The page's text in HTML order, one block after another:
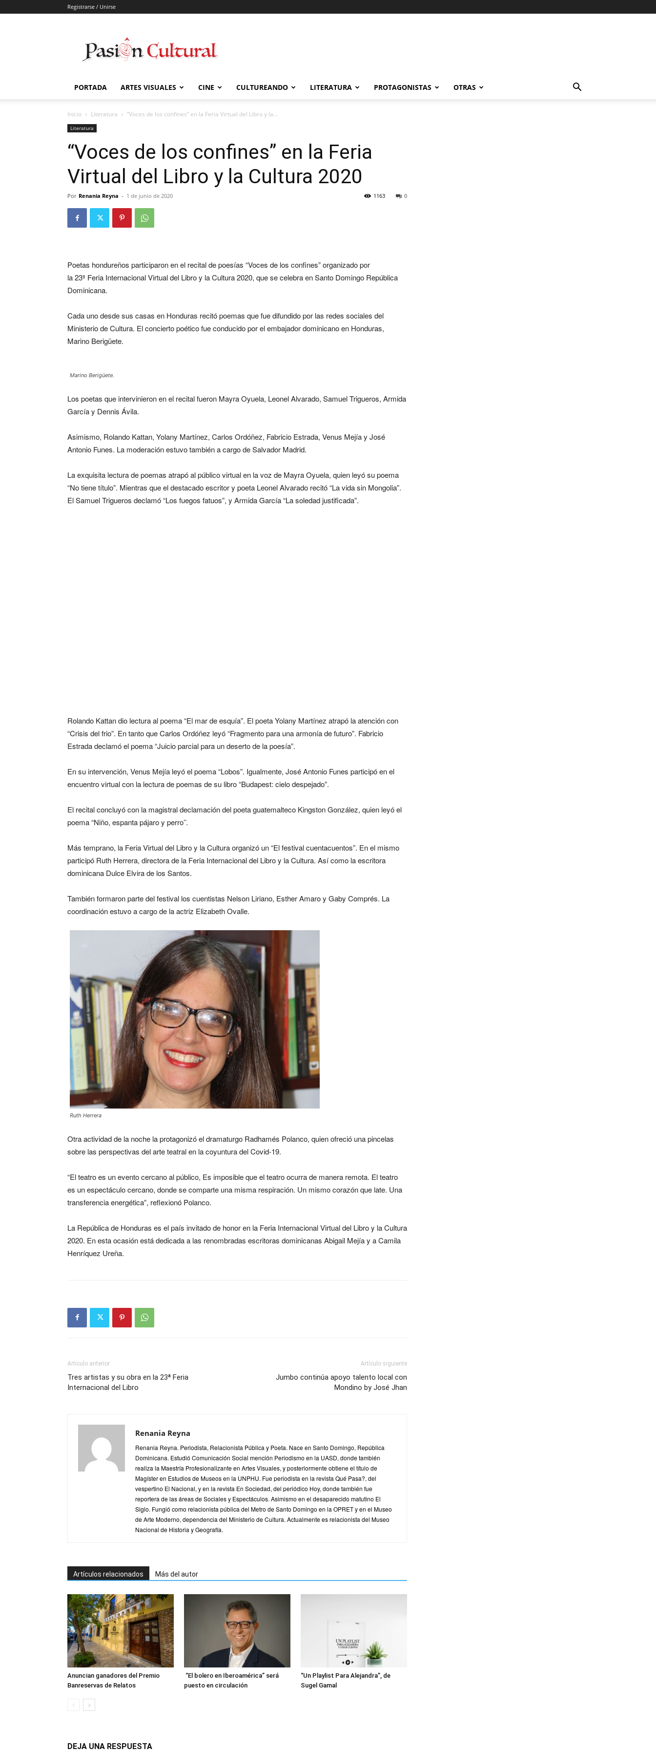
Registrarse / Unirse
Cultural
PORTADA ARTES VISUALES CINE CULTUREANDO LITERATURA PROTAGONISTAS OTRAS
Inicio Literatura “Voces de los confines” en la Feria Virtual del Libro y la...
Literatura
“Voces de los confines” en la Feria
Virtual del Libro y la Cultura 2020
Por Renania Reyna - 1 de junio de 2020 0
1163
Poetas hondureños participaron en el recital de poesías “Voces de los confines” organizado por
la 23ª Feria Internacional Virtual del Libro y la Cultura 2020, que se celebra en Santo Domingo República
Dominicana.
Cada uno desde sus casas en Honduras recitó poemas que fue difundido por las redes sociales del
Ministerio de Cultura. El concierto poético fue conducido por el embajador dominicano en Honduras,
Marino Berigüete.
Marino Berigüete.
Los poetas que intervinieron en el recital fueron Mayra Oyuela, Leonel Alvarado, Samuel Trigueros, Armida
García y Dennis Ávila.
Asimismo, Rolando Kattan, Yolany Martínez, Carlos Ordóñez, Fabricio Estrada, Venus Mejía y José
Antonio Funes. La moderación estuvo también a cargo de Salvador Madrid.
La exquisita lectura de poemas atrapó al público virtual en la voz de Mayra Oyuela, quien leyó su poema
“No tiene título”. Mientras que el destacado escritor y poeta Leonel Alvarado recitó “La vida sin Mongolia”.
El Samuel Trigueros declamó “Los fuegos fatuos”, y Armida García “La soledad justificada”.
Rolando Kattan dio lectura al poema “El mar de esquía”. El poeta Yolany Martínez atrapó la atención con
“Crisis del frio”. En tanto que Carlos Ordóñez leyó “Fragmento para una armonía de futuro”. Fabricio
Estrada declamó el poema “Juicio parcial para un deserto de la poesía”.
En su intervención, Venus Mejía leyó el poema “Lobos”. Igualmente, José Antonio Funes participó en el
encuentro virtual con la lectura de poemas de su libro “Budapest: cielo despejado”.
El recital concluyó con la magistral declamación del poeta guatemalteco Kingston González, quien leyó el
poema “Niño, espanta pájaro y perro’’.
Más temprano, la Feria Virtual del Libro y la Cultura organizó un “El festival cuentacuentos”. En el mismo
participó Ruth Herrera, directora de la Feria Internacional del Libro y la Cultura. Así como la escritora
dominicana Dulce Elvira de los Santos.
También formaron parte del festival los cuentistas Nelson Liriano, Esther Amaro y Gaby Comprés. La
coordinación estuvo a cargo de la actriz Elizabeth Ovalle.
Ruth Herrera
Otra actividad de la noche la protagonizó el dramaturgo Radhamés Polanco, quien ofreció una pincelas
sobre las perspectivas del arte teatral en la coyuntura del Covid-19.
“El teatro es un evento cercano al público, Es imposible que el teatro ocurra de manera remota. El teatro
es un espectáculo cercano, donde se comparte una misma respiración. Un mismo corazón que late. Una
transferencia energética”, reflexionó Polanco.
La República de Honduras es el país invitado de honor en la Feria Internacional Virtual del Libro y la Cultura
2020. En esta ocasión está dedicada a las renombradas escritoras dominicanas Abigail Mejía y a Camila
Henríquez Ureña.
Artículo anterior
Tres artistas y su obra en la 23ª Feria
Internacional del Libro
Artículo siguiente
Jumbo continúa apoyo talento local con
Mondino by José Jhan
Renania Reyna
Renania Reyna. Periodista, Relacionista Pública y Poeta. Nace en Santo Domingo, República
Dominicana. Estudió Comunicación Social mención Periodismo en la UASD, donde también
realiza la Maestría Profesionalizante en Artes Visuales, y posteriormente obtiene el título de
Magíster en Estudios de Museos en la UNPHU. Fue periodista en la revista Qué Pasa?, del
vespertino El Nacional, y en la revista En Sociedad, del periódico Hoy, donde también fue
reportera de las áreas de Sociales y Espectáculos. Asimismo en el desaparecido matutino El
Siglo. Fungió como relacionista pública del Metro de Santo Domingo en la OPRET y en el Museo
de Arte Moderno, dependencia del Ministerio de Cultura. Actualmente es relacionista del Museo
Nacional de Historia y Geografía.
Artículos relacionados Más del autor
Anuncian ganadores del Premio
Banreservas de Relatos
“El bolero en Iberoamérica” será
puesto en circulación
“Un Playlist Para Alejandra”, de
Sugel Gamal
DEJA UNA RESPUESTA